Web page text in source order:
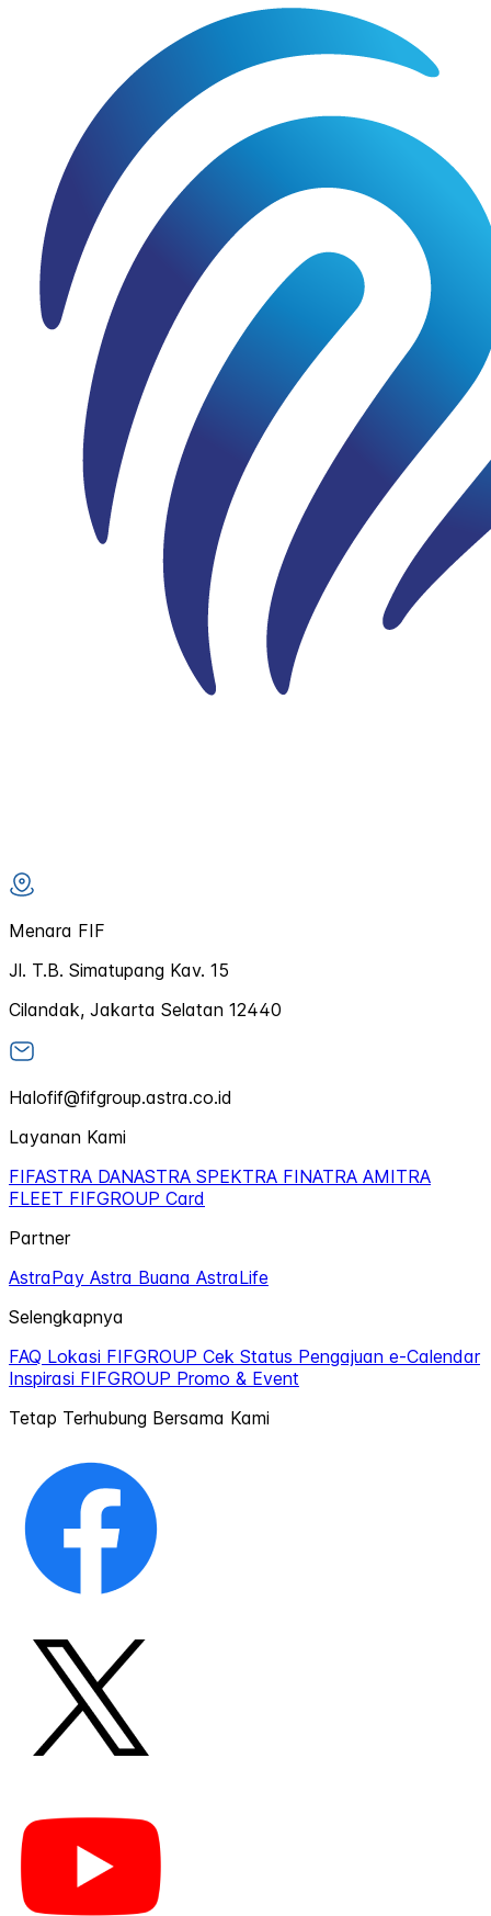
Menara FIF
Jl. T.B. Simatupang Kav. 15
Cilandak, Jakarta Selatan 12440
Halofif@fifgroup.astra.co.id
Layanan Kami
FIFASTRA DANASTRA SPEKTRA FINATRA AMITRA
FLEET FIFGROUP Card
Partner
AstraPay Astra Buana AstraLife
Selengkapnya
FAQ Lokasi FIFGROUP Cek Status Pengajuan e-Calendar
Inspirasi FIFGROUP Promo & Event
Tetap Terhubung Bersama Kami